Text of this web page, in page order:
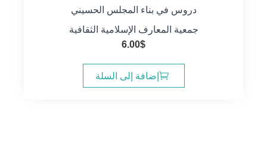
دروس في بناء المجلس الحسيني
جمعية المعارف الإسلامية الثقافية
6.00$
إضافة إلى السلة